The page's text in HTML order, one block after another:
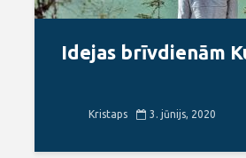
Idejas brīvdienām
Kristaps 3. jūnijs, 2020